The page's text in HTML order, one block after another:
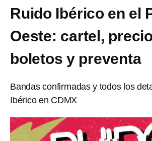
Ruido Ibérico en el
Oeste: cartel,
boletos y preventa
Bandas confirmadas y todos los
Ibérico en CDMX